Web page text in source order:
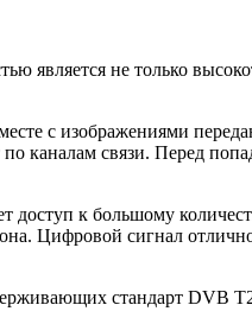
не только
с изображениями
каналам связи. Перед
к большому
Цифровой сигнал
стандарт DVB